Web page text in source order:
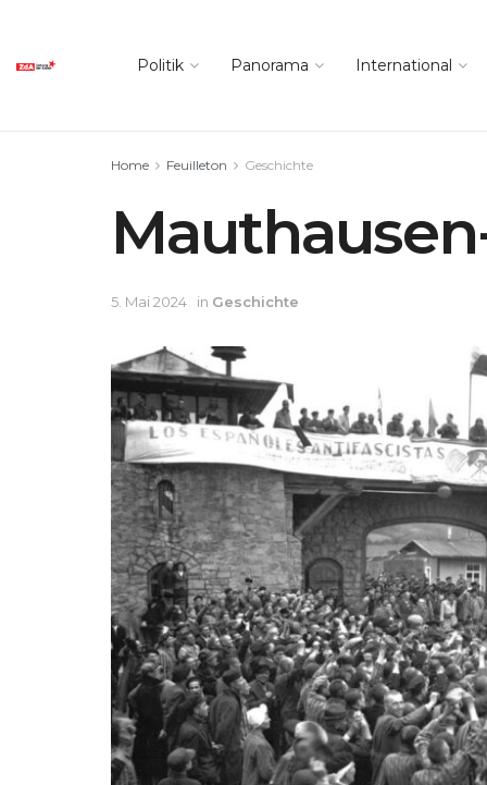
Politik Panorama International
Home Feuilleton Geschichte
5. Mai 2024 in Geschichte